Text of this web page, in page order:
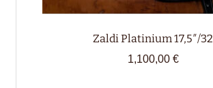
Zaldi Platinium 17,5″/32
1,100,00 €